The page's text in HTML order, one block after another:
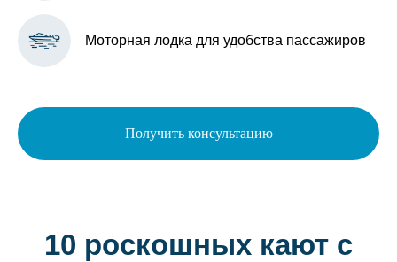
Моторная лодка для удобства пассажиров
Получить консультацию
10 роскошных кают с